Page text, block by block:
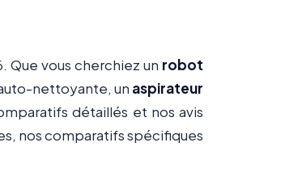
Que vous cherchiez un robot
nettoyante, un aspirateur
détaillés et nos avis
nos comparatifs spécifiques